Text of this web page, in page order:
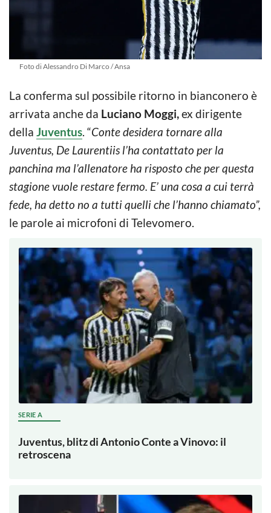
Foto di Alessandro Di Marco / Ansa
La conferma sul possibile ritorno in bianconero è
arrivata anche da Luciano Moggi,ex dirigente
della Juventus. “Conte desidera tornare alla
Juventus, De Laurentiis l’ha contattato per la
panchina ma l’allenatore ha risposto che per questa
stagione vuole restare fermo. E’ una cosa a cui terrà
fede, ha detto no a tutti quelli che l’hanno chiamato”,
le parole ai microfoni di Televomero.
SERIE A
Juventus, blitz di Antonio Conte a Vinovo: il
retroscena